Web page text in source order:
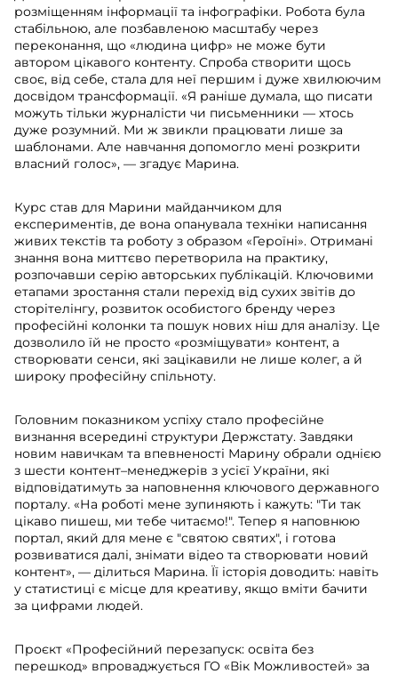
розміщенням інформації та інфографіки. Робота була
стабільною, але позбавленою масштабу через
переконання, що «людина цифр» не може бути
автором цікавого контенту. Спроба створити щось
своє, від себе, стала для неї першим і дуже хвилюючим
досвідом трансформації. «Я раніше думала, що писати
можуть тільки журналісти чи письменники — хтось
дуже розумний. Ми ж звикли працювати лише за
шаблонами. Але навчання допомогло мені розкрити
власний голос», — згадує Марина.
Курс став для Марини майданчиком для
експериментів, де вона опанувала техніки написання
живих текстів та роботу з образом «Героїні». Отримані
знання вона миттєво перетворила на практику,
розпочавши серію авторських публікацій. Ключовими
етапами зростання стали перехід від сухих звітів до
сторітелінгу, розвиток особистого бренду через
професійні колонки та пошук нових ніш для аналізу. Це
дозволило їй не просто «розміщувати» контент, а
створювати сенси, які зацікавили не лише колег, а й
широку професійну спільноту.
Головним показником успіху стало професійне
визнання всередині структури Держстату. Завдяки
новим навичкам та впевненості Марину обрали однією
з шести контент–менеджерів з усієї України, які
відповідатимуть за наповнення ключового державного
порталу. «На роботі мене зупиняють і кажуть: "Ти так
цікаво пишеш, ми тебе читаємо!". Тепер я наповнюю
портал, який для мене є "святою святих", і готова
розвиватися далі, знімати відео та створювати новий
контент», — ділиться Марина. Її історія доводить: навіть
у статистиці є місце для креативу, якщо вміти бачити
за цифрами людей.
Проєкт «Професійний перезапуск: освіта без
перешкод» впроваджується ГО «Вік Можливостей» за